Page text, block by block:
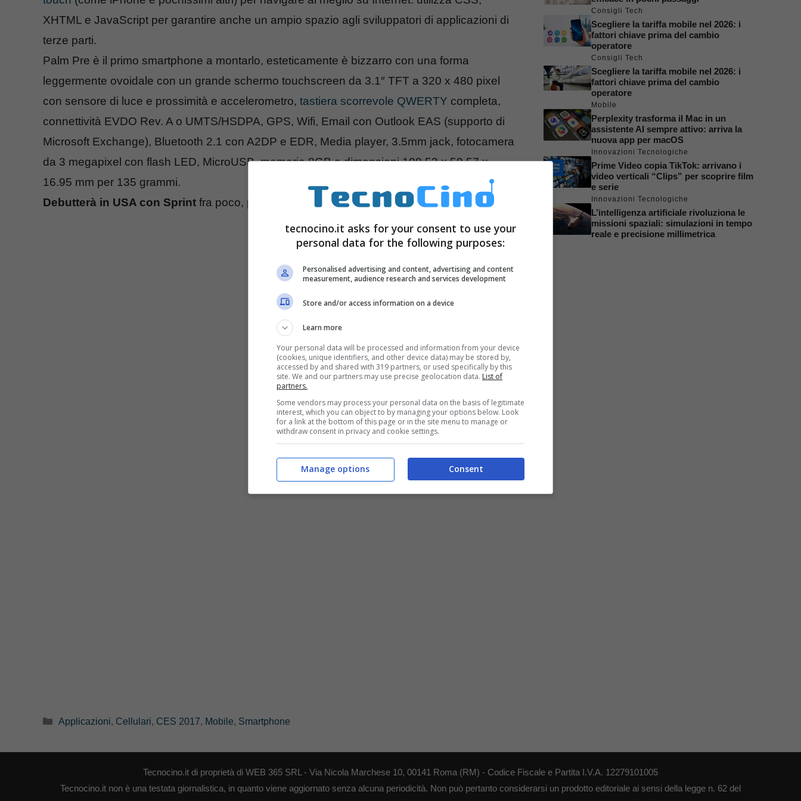
XHTML e JavaScript per garantire anche un ampio spazio agli sviluppatori di applicazioni di
terze parti.
Palm Pre è il primo smartphone a montarlo, esteticamente è bizzarro con una forma
leggermente ovoidale con un grande schermo touchscreen da 3.1″ TFT a 320 x 480 pixel
con sensore di luce e prossimità e accelerometro, tastiera scorrevole QWERTY completa,
connettività EVDO Rev. A o UMTS/HSDPA, GPS, Wifi, Email con Outlook EAS (supporto di
Microsoft Exchange), Bluetooth 2.1 con A2DP e EDR, Media player, 3.5mm jack, fotocamera
da 3 megapixel con flash LED, MicroUSB, memoria 8GB e dimensioni 100.53 x 59.57 x
16.95 mm per 135 grammi.
Debutterà in USA con Sprint fra poco, per poi arrivare anche da noi verso la metà dell’anno.
Categorie
Applicazioni, Cellulari, CES 2017, Mobile, Smartphone
Consigli Tech
Scegliere la tariffa mobile nel 2026: i
fattori chiave prima del cambio
operatore
Consigli Tech
Scegliere la tariffa mobile nel 2026: i
fattori chiave prima del cambio
operatore
Mobile
Perplexity trasforma il Mac in un
assistente AI sempre attivo: arriva la
nuova app per macOS
Innovazioni Tecnologiche
Prime Video copia TikTok: arrivano i
video verticali “Clips” per scoprire film
e serie
Innovazioni Tecnologiche
L’intelligenza artificiale rivoluziona le
missioni spaziali: simulazioni in tempo
reale e precisione millimetrica
Tecnocino.it di proprietà di WEB 365 SRL - Via Nicola Marchese 10, 00141 Roma (RM) - Codice Fiscale e Partita I.V.A. 12279101005
Tecnocino.it non è una testata giornalistica, in quanto viene aggiornato senza alcuna periodicità. Non può pertanto considerarsi un prodotto editoriale ai sensi della legge n. 62 del
tecnocino.it asks for your consent to use your
personal data for the following purposes:
Personalised advertising and content, advertising and content
measurement, audience research and services development
Store and/or access information on a device
Learn more
Your personal data will be processed and information from your device
(cookies, unique identifiers, and other device data) may be stored by,
accessed by and shared with 319 partners, or used specifically by this
site. We and our partners may use precise geolocation data. List of
partners.
Some vendors may process your personal data on the basis of legitimate
interest, which you can object to by managing your options below. Look
for a link at the bottom of this page or in the site menu to manage or
withdraw consent in privacy and cookie settings.
Consent
Manage options